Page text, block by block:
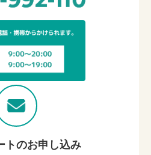
トのお申し込み